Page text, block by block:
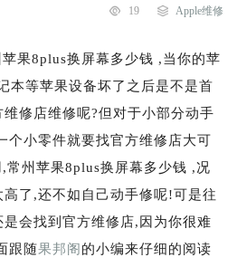
19 Apple维修
果8plus换屏幕多少钱 ,当你的苹
本等苹果设备坏了之后是不是首
修店维修呢?但对于小部分动手
个小零件就要找官方维修店大可
常州苹果8plus换屏幕多少钱 ,况
高了,还不如自己动手修呢!可是往
会找到官方维修店,因为你很难
跟随果邦阁的小编来仔细的阅读